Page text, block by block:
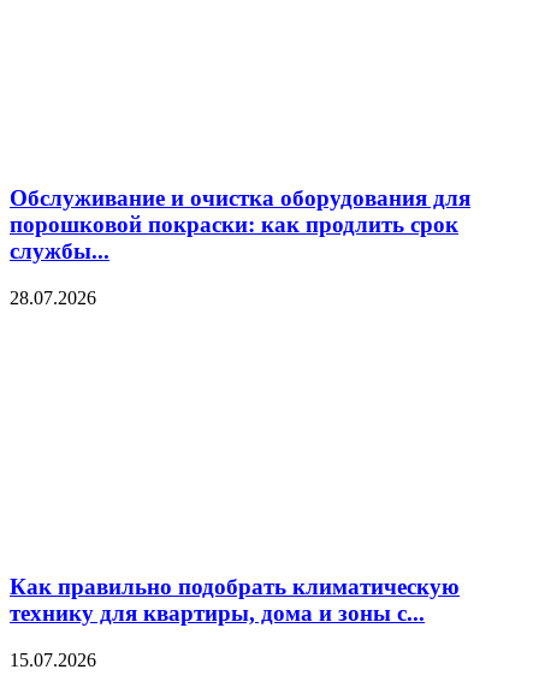
Обслуживание и очистка оборудования для
порошковой покраски: как продлить срок
службы...
28.07.2026
Как правильно подобрать климатическую
технику для квартиры, дома и зоны с...
15.07.2026